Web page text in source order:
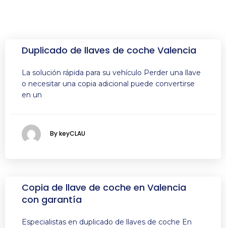
Duplicado de llaves de coche Valencia
La solución rápida para su vehículo Perder una llave
o necesitar una copia adicional puede convertirse
en un
By keyCLAU
Copia de llave de coche en Valencia
con garantía
Especialistas en duplicado de llaves de coche En